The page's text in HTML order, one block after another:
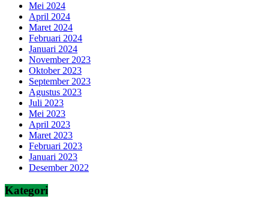
Mei 2024
April 2024
Maret 2024
Februari 2024
Januari 2024
November 2023
Oktober 2023
September 2023
Agustus 2023
Juli 2023
Mei 2023
April 2023
Maret 2023
Februari 2023
Januari 2023
Desember 2022
Kategori